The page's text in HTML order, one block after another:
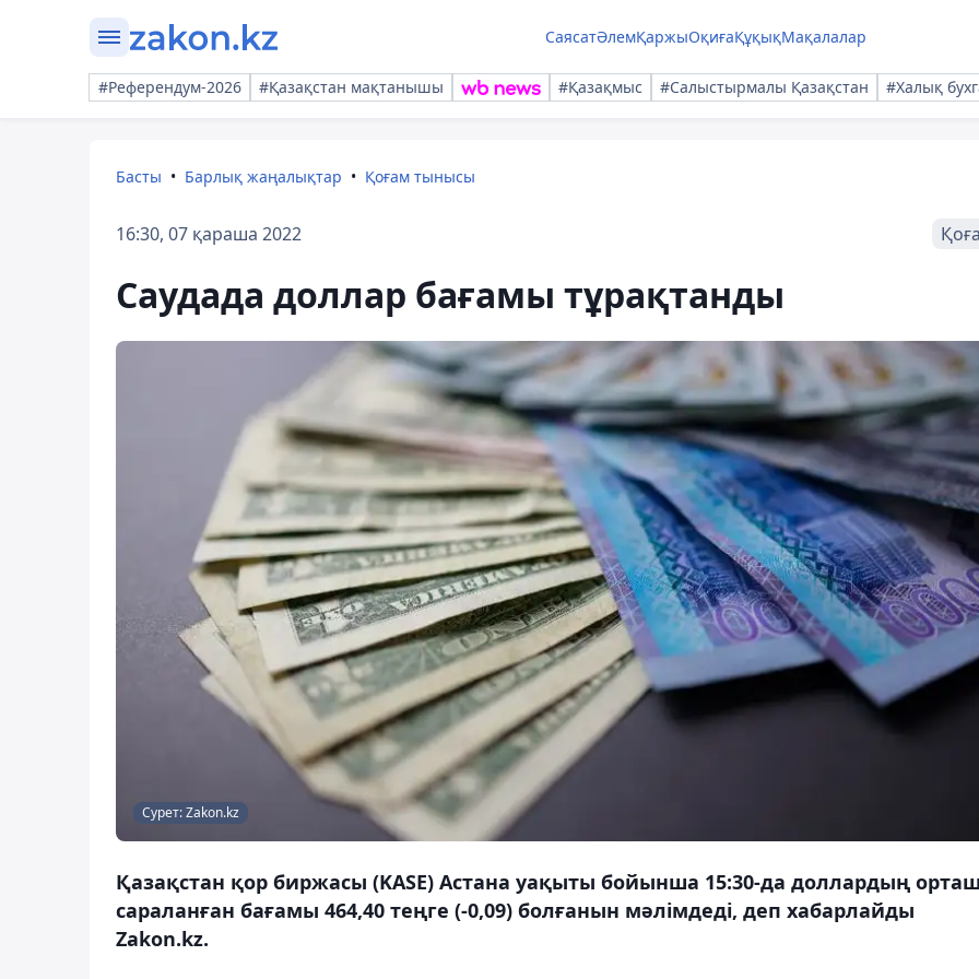
СаясатӘлемҚаржыОқиғаҚұқықМақалалар
#Референдум-2026 #Қазақстан мақтанышы #Қазақмыс #Салыстырмалы Қазақстан #Халық
Басты Барлық жаңалықтар Қоғам тынысы
16:30, 07 қараша 2022
Саудада доллар бағамы тұрақтанды
Сурет: Zakon.kz
Қазақстан қор биржасы (KASE) Астана уақыты бойынша 15:30-да доллардың
сараланған бағамы 464,40 теңге (-0,09) болғанын мәлімдеді, деп хабарлайды
Zakon.kz.